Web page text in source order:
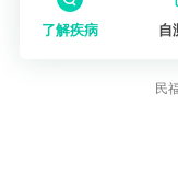
了解疾病 自
民